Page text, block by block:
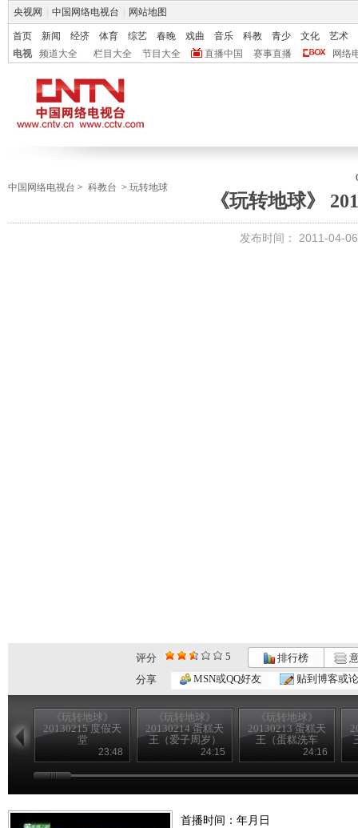
央视网 中国网络电视台 网站地图
首页 新闻 经济 体育 综艺 春晚 戏曲 音乐 科教 青少 文化
艺术
电视
频道大全 栏目大全 节目大全 直播中国 赛事直播 网络
中国网络电视台 > 科教台 > 玩转地球
《玩转地球》
发布时间： 2011-04-
评分 5 排行榜
分享
MSN或QQ好友 贴到博客或
《玩转地球》
20130215 度假天
堂
23:48
《玩转地球》
20130214 蛋糕天
王（爱子周岁）
24:15
《玩转地球》
20130213 蛋糕天
王（蛋糕洗车
24:16
首播时间：年月日